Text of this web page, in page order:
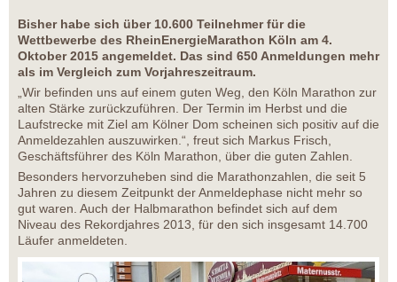
Bisher habe sich über 10.600 Teilnehmer für die
Wettbewerbe des RheinEnergieMarathon Köln am 4.
Oktober 2015 angemeldet. Das sind 650 Anmeldungen mehr
als im Vergleich zum Vorjahreszeitraum.
„Wir befinden uns auf einem guten Weg, den Köln Marathon zur
alten Stärke zurückzuführen. Der Termin im Herbst und die
Laufstrecke mit Ziel am Kölner Dom scheinen sich positiv auf die
Anmeldezahlen auszuwirken.“, freut sich Markus Frisch,
Geschäftsführer des Köln Marathon, über die guten Zahlen.
Besonders hervorzuheben sind die Marathonzahlen, die seit 5
Jahren zu diesem Zeitpunkt der Anmeldephase nicht mehr so
gut waren. Auch der Halbmarathon befindet sich auf dem
Niveau des Rekordjahres 2013, für den sich insgesamt 14.700
Läufer anmeldeten.